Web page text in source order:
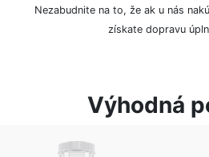
Nezabudnite na to, že ak u nás
získate dopravu
Výhodná